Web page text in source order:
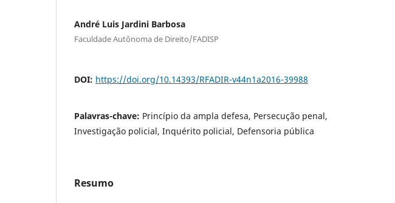
André Luis Jardini Barbosa
Faculdade Autônoma de Direito/FADISP
DOI: https://doi.org/10.14393/RFADIR-v44n1a2016-39988
Palavras-chave: Princípio da ampla defesa, Persecução penal,
Investigação policial, Inquérito policial, Defensoria pública
Resumo